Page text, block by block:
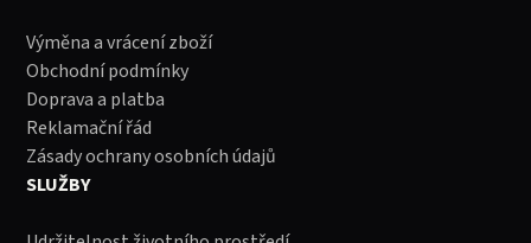
Výměna a vrácení zboží
Obchodní podmínky
Doprava a platba
Reklamační řád
Zásady ochrany osobních údajů
SLUŽBY